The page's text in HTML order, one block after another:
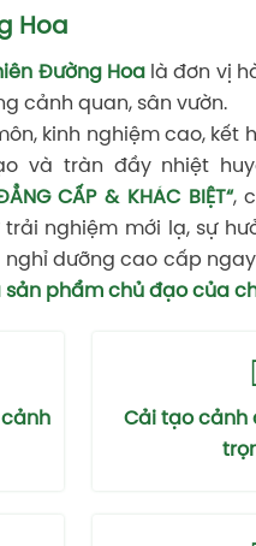
Hoa
Đường Hoa là đơn vị
cảnh quan, sân vườn.
kinh nghiệm cao, kết
và tràn đầy nhiệt
CẤP & KHÁC BIỆT“,
nghiệm mới lạ, sự
nghỉ dưỡng cao cấp
sản phẩm chủ đạo của
Cải tạo cảnh